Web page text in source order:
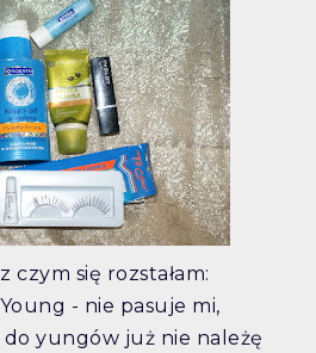
czym się rozstałam:
- nie pasuje mi,
yungów już nie należę